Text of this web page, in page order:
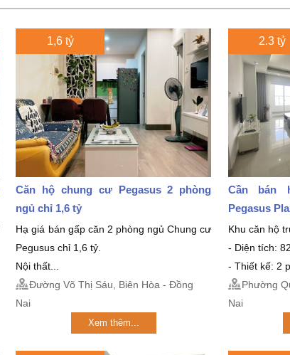
1,6 tỷ
Căn hộ chung cư Pegasus 2 phòng
ngủ chỉ 1,6 tỷ
Hạ giá bán gấp căn 2 phòng ngủ Chung cư
Pegusus chỉ 1,6 tỷ.
Nội thất...
Đường Võ Thị Sáu, Biên Hòa - Đồng
Nai
Xem thêm...
2.3 tỷ
Cần bán
Pegasus
Khu căn hộ
- Diện tích:
- Thiết kế: 2
Phường
Nai